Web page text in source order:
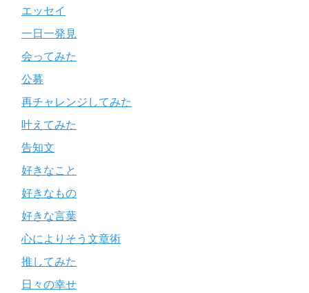
エッセイ
一日一発見
会ってみた
公募
再チャレンジしてみた
叶えてみた
告知文
好きなこと
好きなもの
好きな言葉
心によりそう文章術
推してみた
日々の幸せ